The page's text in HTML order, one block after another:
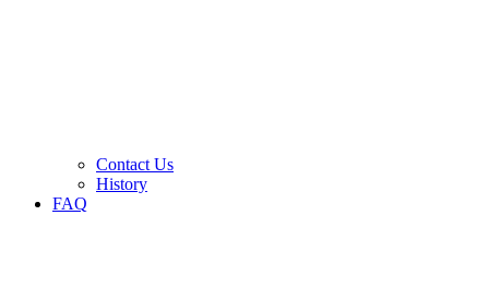
Contact Us
History
FAQ